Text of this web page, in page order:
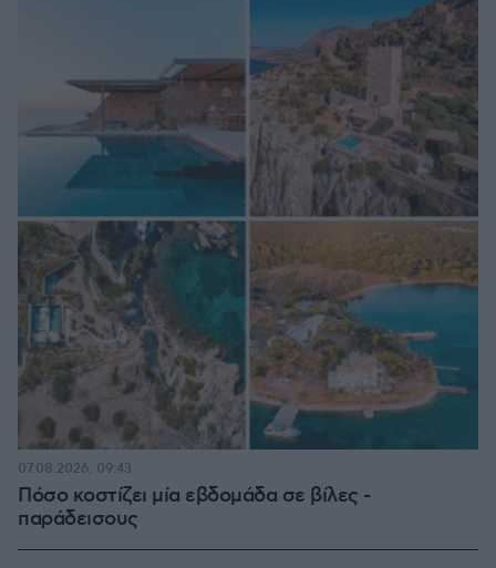
Πόσο κοστίζει μία εβδομάδα σε βίλες -
παράδεισους
07.08.2026, 09:43